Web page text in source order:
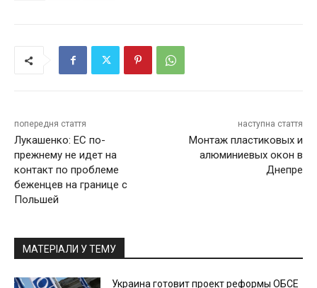
попередня стаття
Лукашенко: ЕС по-
прежнему не идет на
контакт по проблеме
беженцев на границе с
Польшей
наступна стаття
Монтаж пластиковых и
алюминиевых окон в
Днепре
МАТЕРІАЛИ У ТЕМУ
Украина готовит проект реформы ОБСЕ